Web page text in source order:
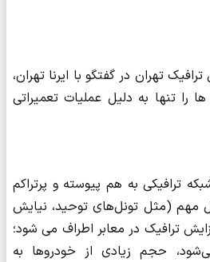
تهران در گفتگو با ایرنا تهران،
را تنها به دلیل عملیات تعمیراتی
ترافیکی به هم پیوسته و پرتراکم
(مثل تونل‌های توحید، نیایش
ترافیک در معابر اطراف می شود؛
حجم زیادی از خودروها به